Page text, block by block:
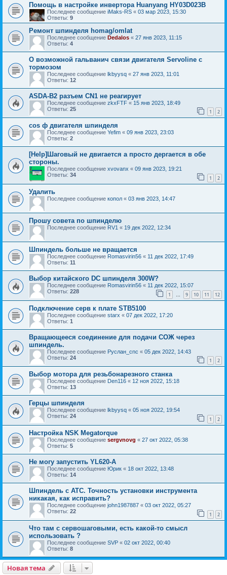
Помощь в настройке инвертора Huanyang HY03D023B
Последнее сообщение iMaks-RS « 03 мар 2023, 15:30
Ответы: 9
Ремонт шпинделя homag/omlat
Последнее сообщение Dedalos « 27 янв 2023, 11:15
Ответы: 4
О возможной гальванич связи двигателя Servoline с
тормозом
Последнее сообщение lkbyysq « 27 янв 2023, 11:01
Ответы: 12
ASDA-B2 разъем CN1 не реагирует
Последнее сообщение zkxFTF « 15 янв 2023, 18:49
Ответы: 25 1 2
cos ф двигателя шпинделя
Последнее сообщение Yefim « 09 янв 2023, 23:03
Ответы: 2
[Help]Шаговый не двигается а просто дергается в обе
стороны.
Последнее сообщение xvovanx « 09 янв 2023, 19:21
Ответы: 34 1 2
Удалить
Последнее сообщение копол « 03 янв 2023, 14:47
Прошу совета по шпинделю
Последнее сообщение RV1 « 19 дек 2022, 12:34
Шпиндель больше не вращается
Последнее сообщение Romasvirin56 « 11 дек 2022, 17:49
Ответы: 11
Выбор китайского DC шпинделя 300W?
Последнее сообщение Romasvirin56 « 11 дек 2022, 15:07
Ответы: 228 1 … 9 10 11 12
Подключение серв к плате STB5100
Последнее сообщение starx « 07 дек 2022, 17:20
Ответы: 1
Вращающееся соединение для подачи СОЖ через
шпиндель.
Последнее сообщение Руслан_cnc « 05 дек 2022, 14:43
Ответы: 24 1 2
Выбор мотора для резьбонарезного станка
Последнее сообщение Den116 « 12 ноя 2022, 15:18
Ответы: 13
Герцы шпинделя
Последнее сообщение lkbyysq « 05 ноя 2022, 19:54
Ответы: 24 1 2
Настройка NSK Megatorque
Последнее сообщение sergvnovg « 27 окт 2022, 05:38
Ответы: 5
Не могу запустить YL620-A
Последнее сообщение Юрик « 18 окт 2022, 13:48
Ответы: 14
Шпиндель с ATC. Точность установки инструмента
никакая, как исправить?
Последнее сообщение john1987887 « 03 окт 2022, 05:27
Ответы: 22 1 2
Что там с сервошаговыми, есть какой-то смысл
использовать ?
Последнее сообщение SVP « 02 окт 2022, 00:40
Ответы: 8
Новая тема